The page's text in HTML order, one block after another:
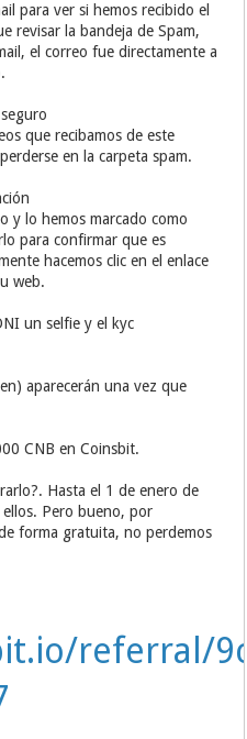
para ver si hemos recibido el
revisar la bandeja de Spam,
el correo fue directamente a
que recibamos de este
en la carpeta spam.
y lo hemos marcado como
para confirmar que es
hacemos clic en el enlace
web.
un selfie y el kyc
aparecerán una vez que
CNB en Coinsbit.
Hasta el 1 de enero de
Pero bueno, por
forma gratuita, no perdemos
referral/